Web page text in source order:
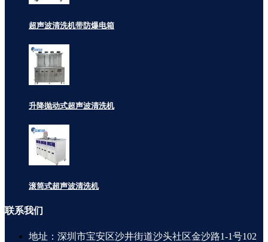
超声波清洗机带防爆电箱
升降抛动式超声波清洗机
滚筒式超声波清洗机
联系我们
地址：深圳市宝安区沙井街道沙头社区金沙路1-1号102